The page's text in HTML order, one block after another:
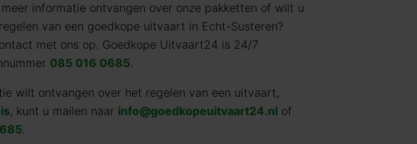
informatie ontvangen over onze pakketten of wilt u
van een goedkope uitvaart in Echt-Susteren?
met ons op. Goedkope Uitvaart24 is 24/7
085 016 0685.
wilt ontvangen over het regelen van een uitvaart,
, kunt u mailen naar info@goedkopeuitvaart24.nl of
.